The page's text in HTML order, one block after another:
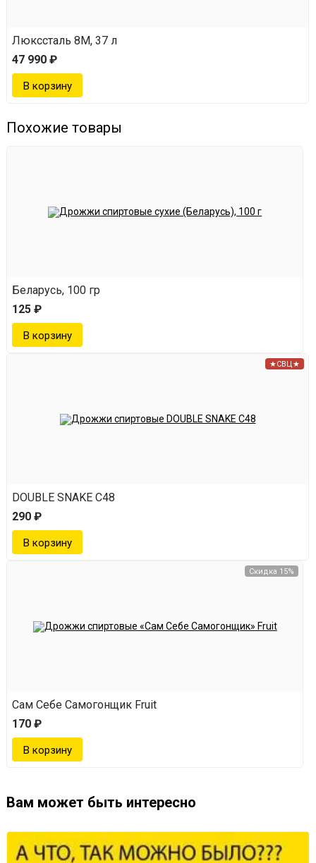
Люкссталь 8М, 37 л
47 990 ₽
Похожие товары
Беларусь, 100 гр
125 ₽
★СВЦ★
DOUBLE SNAKE C48
290 ₽
Скидка 15%
Сам Себе Самогонщик Fruit
170 ₽
Вам может быть интересно